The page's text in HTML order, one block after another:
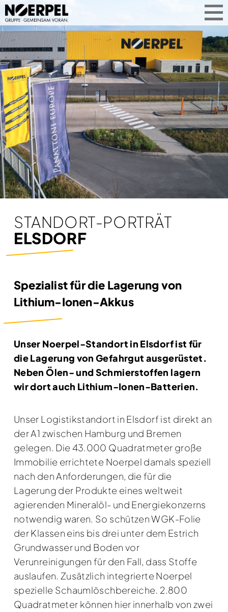
STANDORT-PORTRÄT
ELSDORF
Spezialist für die Lagerung von
Lithium-Ionen-Akkus
Unser Noerpel-Standort in Elsdorf ist für
die Lagerung von Gefahrgut ausgerüstet.
Neben Ölen- und Schmierstoffen lagern
wir dort auch Lithium-Ionen-Batterien.
Unser Logistikstandort in Elsdorf ist direkt an
der A1 zwischen Hamburg und Bremen
gelegen. Die 43.000 Quadratmeter große
Immobilie errichtete Noerpel damals speziell
nach den Anforderungen, die für die
Lagerung der Produkte eines weltweit
agierenden Mineralöl- und Energiekonzerns
notwendig waren. So schützen WGK-Folie
der Klassen eins bis drei unter dem Estrich
Grundwasser und Boden vor
Verunreinigungen für den Fall, dass Stoffe
auslaufen. Zusätzlich integrierte Noerpel
spezielle Schaumlöschbereiche. 2.800
Quadratmeter können hier innerhalb von zwei